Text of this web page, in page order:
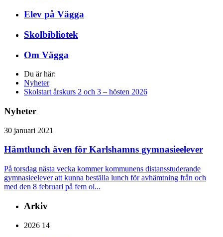
Elev på Vägga
Skolbibliotek
Om Vägga
Du är här:
Nyheter
Skolstart årskurs 2 och 3 – hösten 2026
Nyheter
30 januari 2021
Hämtlunch även för Karlshamns gymnasieelever
På torsdag nästa vecka kommer kommunens distansstuderande
gymnasieelever att kunna beställa lunch för avhämtning från och
med den 8 februari på fem ol...
Arkiv
2026 14